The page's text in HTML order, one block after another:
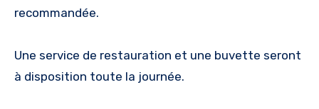
recommandée.
Une service de restauration et une buvette seront
à disposition toute la journée.